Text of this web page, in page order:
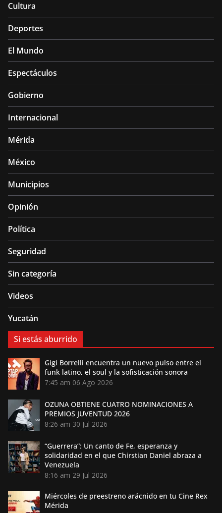
Cultura
Deportes
El Mundo
Espectáculos
Gobierno
Internacional
Mérida
México
Municipios
Opinión
Política
Seguridad
Sin categoría
Videos
Yucatán
Si estás aburrido
Gigi Borrelli encuentra un nuevo pulso entre el
funk latino, el soul y la sofisticación sonora
7:45 am 06 Ago 2026
OZUNA OBTIENE CUATRO NOMINACIONES A
PREMIOS JUVENTUD 2026
8:26 am 30 Jul 2026
“Guerrera”: Un canto de Fe, esperanza y
solidaridad en el que Chirstian Daniel abraza a
Venezuela
8:16 am 29 Jul 2026
Miércoles de preestreno arácnido en tu Cine Rex
Mérida